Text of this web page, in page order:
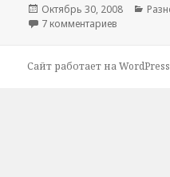
Опубликовано
Октябрь 30, 2008
7 комментариев
Сайт работает на WordPress